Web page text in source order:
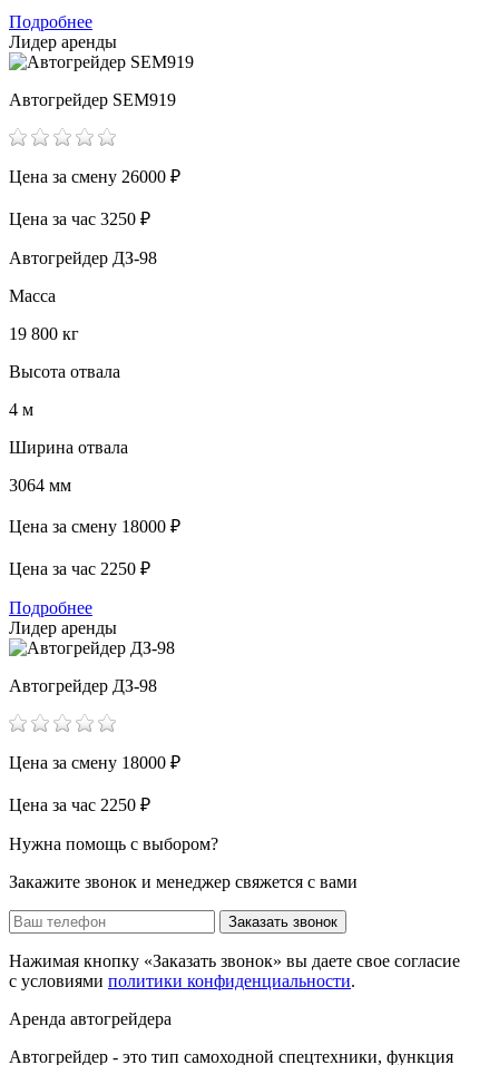
Подробнее
Лидер аренды
Автогрейдер SEM919
Цена за смену 26000 ₽
Цена за час 3250 ₽
Автогрейдер ДЗ-98
Масса
19 800 кг
Высота отвала
4 м
Ширина отвала
3064 мм
Цена за смену 18000 ₽
Цена за час 2250 ₽
Подробнее
Лидер аренды
Автогрейдер ДЗ-98
Цена за смену 18000 ₽
Цена за час 2250 ₽
Нужна помощь с выбором?
Закажите звонок и менеджер свяжется с вами
Заказать звонок
Нажимая кнопку «Заказать звонок» вы даете свое согласие
с условиями политики конфиденциальности.
Аренда автогрейдера
Автогрейдер - это тип самоходной спецтехники, функция